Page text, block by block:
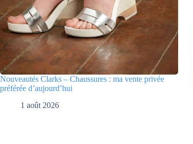
Nouveautés Clarks – Chaussures : ma vente privée
préférée d’aujourd’hui
1 août 2026